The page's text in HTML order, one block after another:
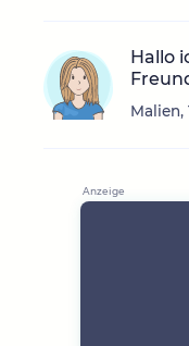
Hallo
Malien,